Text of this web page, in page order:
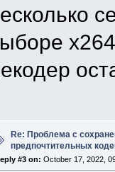
Re: Проблема с
предпочтительных
#3 on: October 17, 2022,